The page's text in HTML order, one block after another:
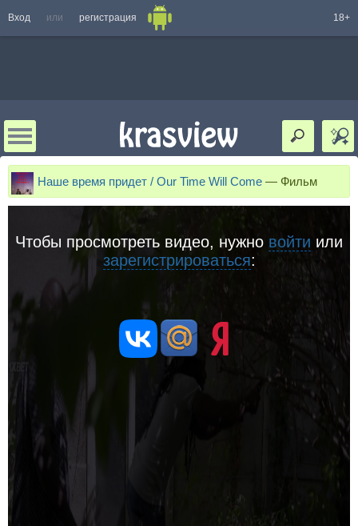
Вход или регистрация 18+
Наше время придет / Our Time Will Come — Фильм
Чтобы просмотреть видео, нужно войти или
зарегистрироваться: